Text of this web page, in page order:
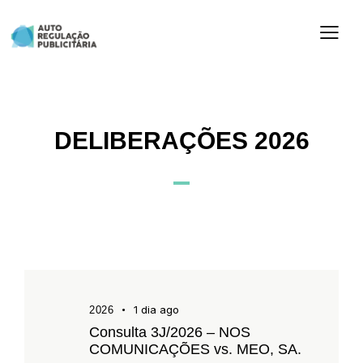
DELIBERAÇÕES 2026
2026 1 dia ago
Consulta 3J/2026 – NOS
COMUNICAÇÕES vs. MEO, SA.